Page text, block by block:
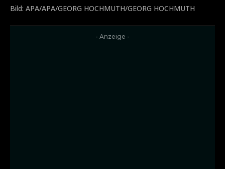
Bild: APA/APA/GEORG HOCHMUTH/GEORG HOCHMUTH
- Anzeige -